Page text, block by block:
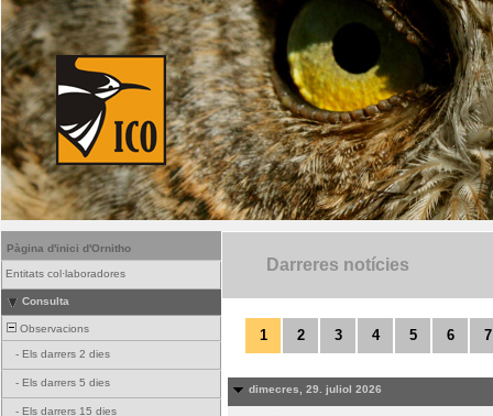
Pàgina d'inici d'Ornitho
Entitats col·laboradores
Consulta
Observacions
- Els darrers 2 dies
- Els darrers 5 dies
- Els darrers 15 dies
Darreres notícies
1 2 3 4 5 6 7
dimecres, 29. juliol 2026